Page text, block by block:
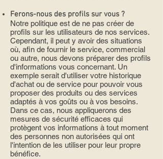
Ferons-nous des profils sur vous ?
Notre politique est de ne pas créer de
profils sur les utilisateurs de nos services.
Cependant, il peut y avoir des situations
où, afin de fournir le service, commercial
ou autre, nous devons préparer des profils
d'informations vous concernant. Un
exemple serait d'utiliser votre historique
d'achat ou de service pour pouvoir vous
proposer des produits ou des services
adaptés à vos goûts ou à vos besoins.
Dans ce cas, nous appliquerons des
mesures de sécurité efficaces qui
protègent vos informations à tout moment
des personnes non autorisées qui ont
l'intention de les utiliser pour leur propre
bénéfice.